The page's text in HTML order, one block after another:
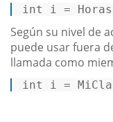
int i =
Según su nivel de
puede usar fuera
llamada como
int i =